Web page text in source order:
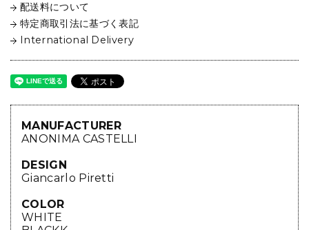
配送料について
特定商取引法に基づく表記
International Delivery
MANUFACTURER
ANONIMA CASTELLI
DESIGN
Giancarlo Piretti
COLOR
WHITE